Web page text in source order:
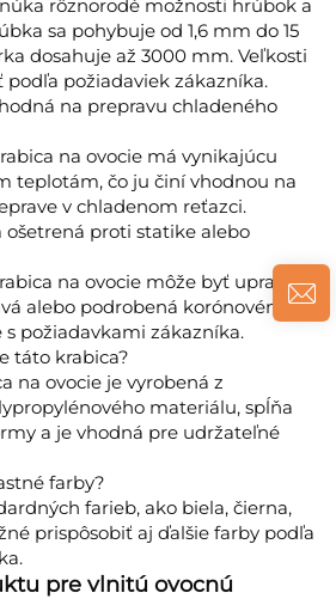
rôznorodé možnosti hrúbok a
sa pohybuje od 1,6 mm do 15
dosahuje až 3000 mm. Veľkosti
požiadaviek zákazníka.
na prepravu chladeného
na ovocie má vynikajúcu
teplotám, čo ju činí vhodnou na
v chladenom reťazci.
ošetrená proti statike alebo
na ovocie môže byť upravená
alebo podrobená korónovému
s požiadavkami zákazníka.
táto krabica?
na ovocie je vyrobená z
materiálu, spĺňa
a je vhodná pre udržateľné
farby?
farieb, ako biela, čierna,
prispôsobiť aj ďalšie farby podľa
pre vlnitú ovocnú